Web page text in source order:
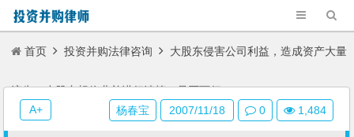
首页 投资并购法律咨询 大股东侵害公司利益，造成资产大量
流失，小股东想停业并进行清算，是否可行？
杨春宝 2007/11/18 0 1,484
A+